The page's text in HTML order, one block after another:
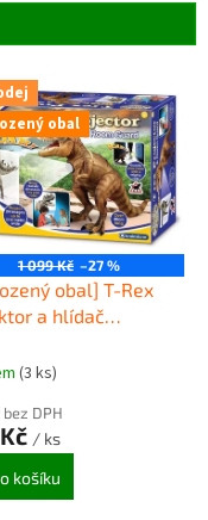
obal
1 099 Kč –27 %
obal] T-Rex
a hlídač
(3 ks)
bez DPH
/ ks
košíku